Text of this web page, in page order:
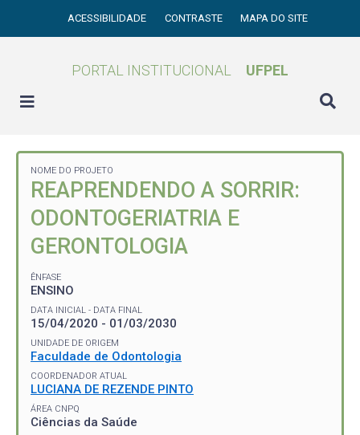
ACESSIBILIDADE CONTRASTE MAPA DO SITE
PORTAL INSTITUCIONAL UFPEL
NOME DO PROJETO
REAPRENDENDO A SORRIR:
ODONTOGERIATRIA E
GERONTOLOGIA
ÊNFASE
ENSINO
DATA INICIAL - DATA FINAL
15/04/2020 - 01/03/2030
UNIDADE DE ORIGEM
Faculdade de Odontologia
COORDENADOR ATUAL
LUCIANA DE REZENDE PINTO
ÁREA CNPQ
Ciências da Saúde